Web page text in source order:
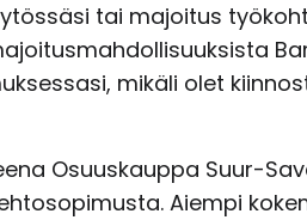
tai majoitus
mikäli olet
Osuuskauppa Suur-
Aiempi